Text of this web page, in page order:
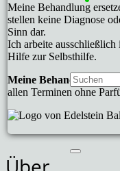
Meine Behandlung
stellen keine Diagnose
Sinn dar.
Ich arbeite
Hilfe zur Selbsthilfe.
Meine Behandlungen
allen Terminen ohne